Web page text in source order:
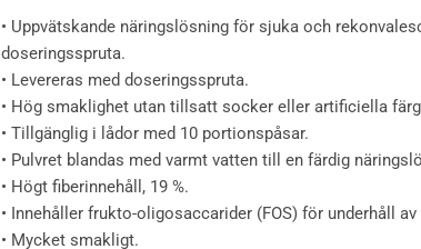
• Uppvätskande näringslösning för sjuka och
doseringsspruta.
• Levereras med doseringsspruta.
• Hög smaklighet utan tillsatt socker eller artificiella
• Tillgänglig i lådor med 10 portionspåsar.
• Pulvret blandas med varmt vatten till en färdig
• Högt fiberinnehåll, 19 %.
• Innehåller frukto-oligosaccarider (FOS) för underhåll
• Mycket smakligt.